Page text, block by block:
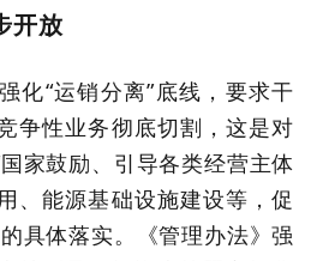
开放
化“运销分离”底线，要求干
争性业务彻底切割，这是对
国家鼓励、引导各类经营主体
、能源基础设施建设等，促
具体落实。《管理办法》强